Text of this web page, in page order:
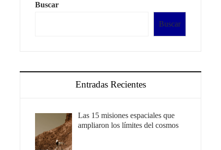
Buscar
Buscar
Entradas Recientes
Las 15 misiones espaciales que
ampliaron los límites del cosmos